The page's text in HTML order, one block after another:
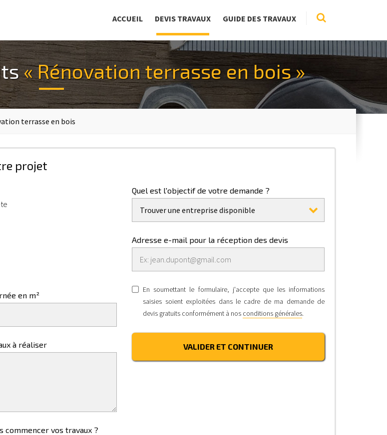
ACCUEIL DEVIS TRAVAUX GUIDE DES TRAVAUX
« Rénovation terrasse en bois »
terrasse en bois
projet
en m²
à réaliser
commencer vos travaux ?
Quel est l'objectif de votre demande ?
Trouver une entreprise disponible
Adresse e-mail pour la réception des devis
En soumettant le formulaire, j'accepte que les informations
saisies soient exploitées dans le cadre de ma demande de
devis gratuits conformément à nos conditions générales.
VALIDER ET CONTINUER